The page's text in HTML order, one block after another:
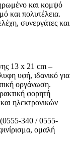
και κομψό
και πολυτέλεια.
συνεργάτες και
13 x 21 cm –
υφή, ιδανικό για
οργάνωση.
φορητή
ηλεκτρονικών
340 / 0555-
ομαλή